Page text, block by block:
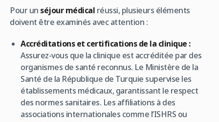
Pour un séjour médical réussi, plusieurs éléments
doivent être examinés avec attention :
Accréditations et certifications de la clinique :
Assurez-vous que la clinique est accréditée par des
organismes de santé reconnus. Le Ministère de la
Santé de la République de Turquie supervise les
établissements médicaux, garantissant le respect
des normes sanitaires. Les affiliations à des
associations internationales comme l’ISHRS ou